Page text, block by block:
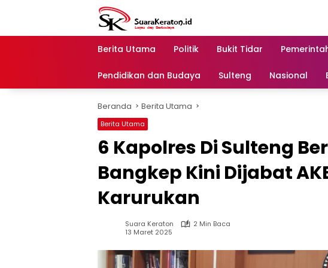
Berita Utama Politik Bukit Tidar
Pendidikan dan Budaya Sulteng Nasional
Beranda Berita Utama
Berita Utama
6 Kapolres Di Sulteng
Bangkep Kini Dijabat
Karurukan
Suara Keraton
2 Min Baca
13 Maret 2025